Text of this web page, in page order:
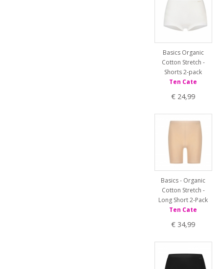
Basics Organic
Cotton Stretch -
Shorts 2-pack
Ten Cate
€ 24,99
Basics - Organic
Cotton Stretch -
Long Short 2-Pack
Ten Cate
€ 34,99